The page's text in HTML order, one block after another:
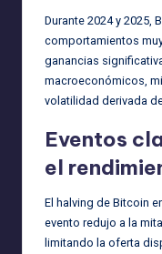
Durante 2024 y 2025,
comportamientos
ganancias
macroeconómicos,
volatilidad derivada
Eventos
el
El halving de Bitcoin
evento redujo a la
limitando la oferta